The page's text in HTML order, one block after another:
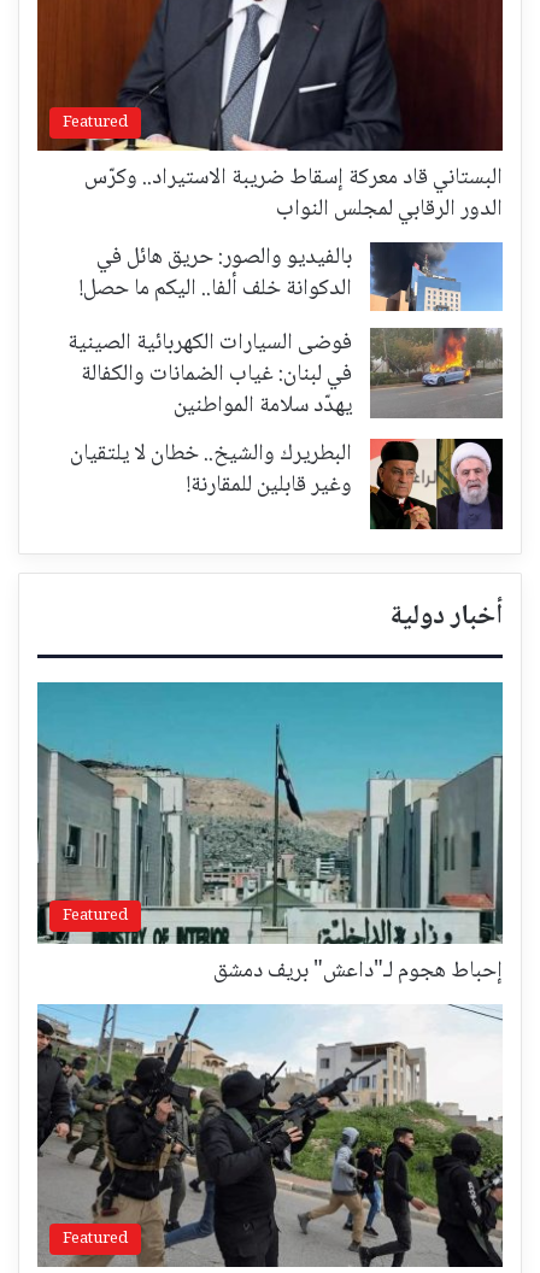
Featured
البستاني قاد معركة إسقاط ضريبة الاستيراد.. وكرّس
الدور الرقابي لمجلس النواب
بالفيديو والصور: حريق هائل في
الدكوانة خلف ألفا.. اليكم ما حصل!
فوضى السيارات الكهربائية الصينية
في لبنان: غياب الضمانات والكفالة
يهدّد سلامة المواطنين
البطريرك والشيخ.. خطان لا يلتقيان
وغير قابلين للمقارنة!
أخبار دولية
Featured
إحباط هجوم لـ"داعش" بريف دمشق
Featured